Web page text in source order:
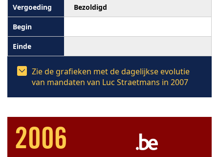
Bezoldigd
Zie de grafieken met de dagelijkse evolutie
van mandaten van Luc Straetmans in 2007
2006